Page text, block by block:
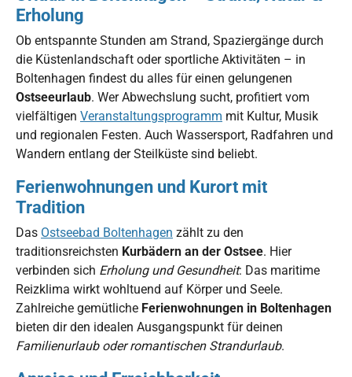
Erholung
Ob entspannte Stunden am Strand, Spaziergänge durch
die Küstenlandschaft oder sportliche Aktivitäten – in
Boltenhagen findest du alles für einen gelungenen
Ostseeurlaub. Wer Abwechslung sucht, profitiert vom
vielfältigen Veranstaltungsprogramm mit Kultur, Musik
und regionalen Festen. Auch Wassersport, Radfahren und
Wandern entlang der Steilküste sind beliebt.
Ferienwohnungen und Kurort mit
Tradition
Das Ostseebad Boltenhagen zählt zu den
traditionsreichsten Kurbädern an der Ostsee. Hier
verbinden sich Erholung und Gesundheit: Das maritime
Reizklima wirkt wohltuend auf Körper und Seele.
Zahlreiche gemütliche Ferienwohnungen in Boltenhagen
bieten dir den idealen Ausgangspunkt für deinen
Familienurlaub oder romantischen Strandurlaub.